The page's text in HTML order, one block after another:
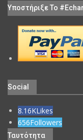
Υποστήριξε Το
Social
8.16KLikes
656Followers
Ταυτότητα